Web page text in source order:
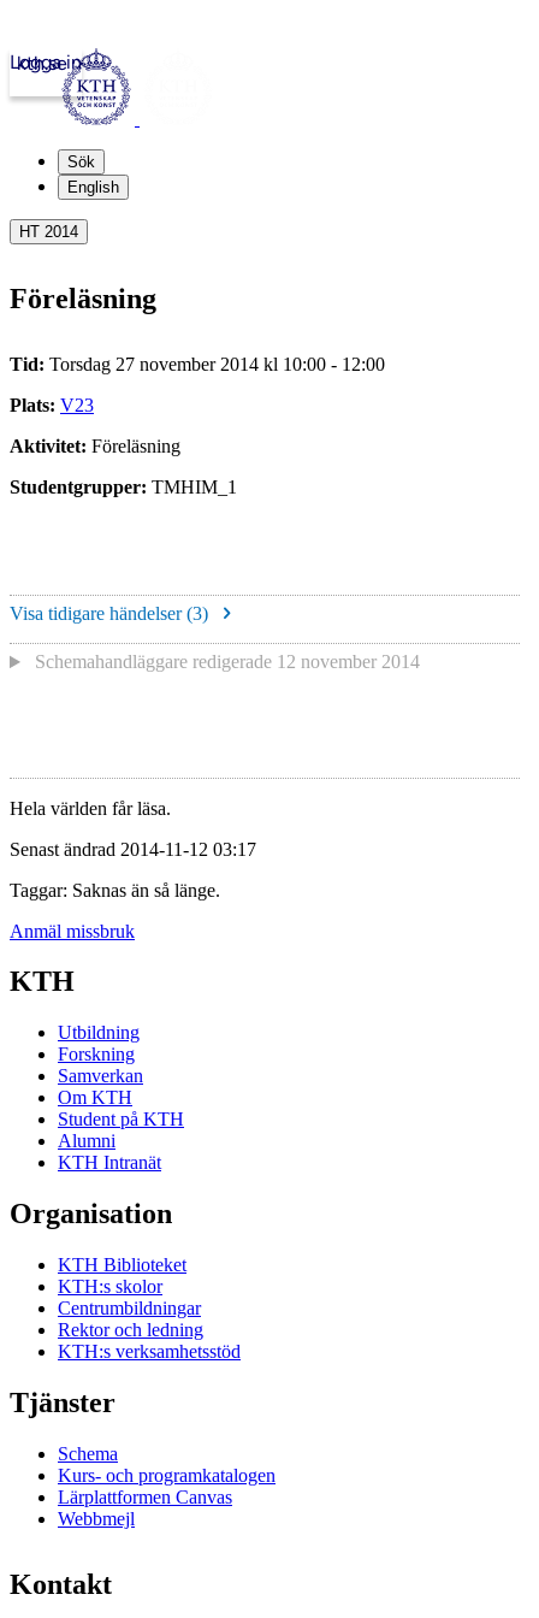
kth.se
Logga in
Sök
English
HT 2014
Föreläsning
Tid: Torsdag 27 november 2014 kl 10:00 - 12:00
Plats: V23
Aktivitet: Föreläsning
Studentgrupper: TMHIM_1
Visa tidigare händelser (3)
Schemahandläggare redigerade 12 november 2014
Hela världen får läsa.
Senast ändrad 2014-11-12 03:17
Taggar: Saknas än så länge.
Anmäl missbruk
KTH
Utbildning
Forskning
Samverkan
Om KTH
Student på KTH
Alumni
KTH Intranät
Organisation
KTH Biblioteket
KTH:s skolor
Centrumbildningar
Rektor och ledning
KTH:s verksamhetsstöd
Tjänster
Schema
Kurs- och programkatalogen
Lärplattformen Canvas
Webbmejl
Kontakt